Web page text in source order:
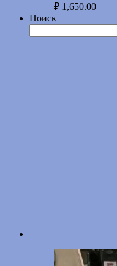
₽ 1,650.00
Поиск